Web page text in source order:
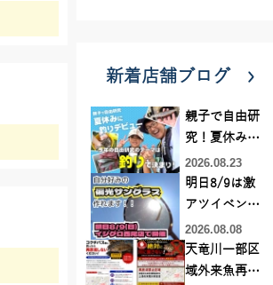
新着店舗ブログ
親子で自由研
究！夏休みに
釣りデビュー
2026.08.23
明日8/9は激
アツイベント
日！！！～オ
ーダー偏光グ
ラス受注会～
2026.08.08
天竜川一部区
域外来魚再放